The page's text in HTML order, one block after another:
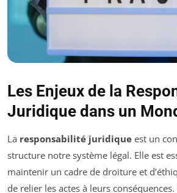
Les Enjeux de la
Juridique dans un
La responsabilité juridique est un
structure notre système légal. Elle est
maintenir un cadre de droiture et
de relier les actes à leurs